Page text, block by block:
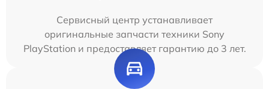
Сервисный центр устанавливает
оригинальные запчасти техники Sony
PlayStation и предоставляет гарантию до 3 лет.